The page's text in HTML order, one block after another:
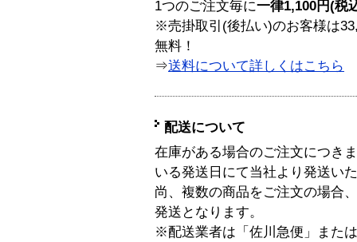
1つのご注文毎に一律1,100円(税
※売掛取引(後払い)のお客様は
無料！
⇒送料について詳しくはこちら
配送について
在庫がある場合のご注文につき
いる発送日にて当社より発送い
尚、複数の商品をご注文の場合
発送となります。
※配送業者は「佐川急便」また